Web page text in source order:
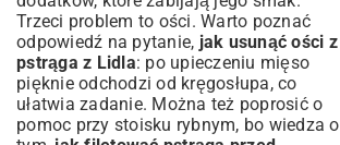
Trzeci problem to ości. Warto poznać
odpowiedź na pytanie, jak usunąć ości z
pstrąga z Lidla: po upieczeniu mięso
pięknie odchodzi od kręgosłupa, co
ułatwia zadanie. Można też poprosić o
pomoc przy stoisku rybnym, bo wiedza o